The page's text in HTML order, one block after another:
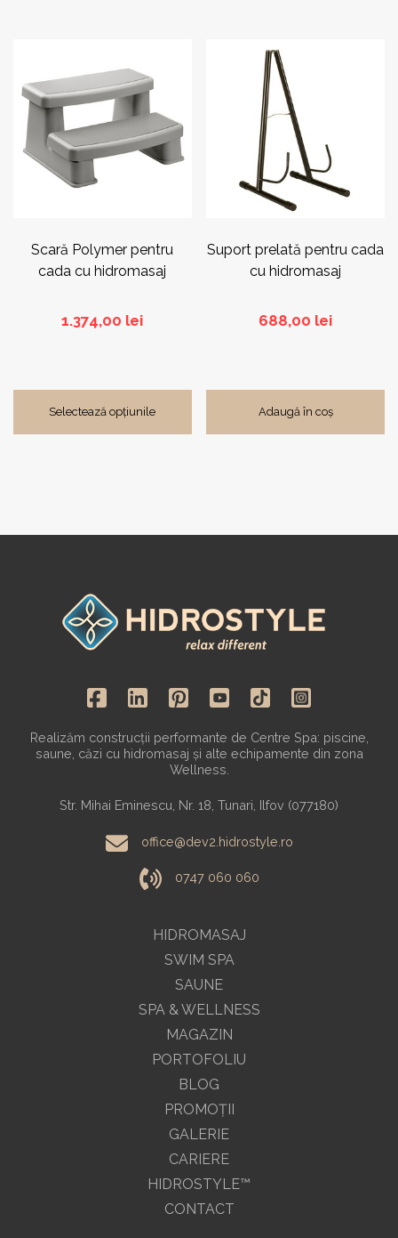
Scară Polymer pentru
cada cu hidromasaj
1.374,00 lei
Selectează opțiunile
are
mai
multe
variații.
Opțiunile
pagina
produsului.
Suport prelată pentru cada
cu hidromasaj
688,00 lei
Adaugă în coș
HIDROMASAJ
SWIM SPA
SAUNE
SPA & WELLNESS
MAGAZIN
Realizăm construcții performante de Centre Spa: piscine,
saune, căzi cu hidromasaj și alte echipamente din zona
Wellness.
Str. Mihai Eminescu, Nr. 18, Tunari, Ilfov (077180)
office@dev2.hidrostyle.ro
0747 060 060
PORTOFOLIU
BLOG
PROMOŢII
GALERIE
CARIERE
HIDROSTYLE™
CONTACT